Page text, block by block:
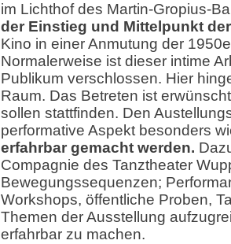
im Lichthof des Martin-Gropius-
der Einstieg und Mittelpunkt
Kino in einer Anmutung der
Normalerweise ist dieser intime
Publikum verschlossen. Hier
Raum. Das Betreten ist
sollen stattfinden. Den
performative Aspekt besonders
erfahrbar gemacht werden.
Compagnie des Tanztheater
Bewegungssequenzen;
Workshops, öffentliche Proben,
Themen der Ausstellung
erfahrbar zu machen.